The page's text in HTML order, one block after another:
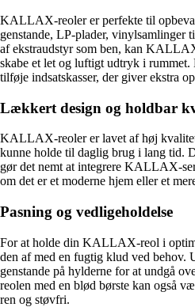
KALLAX-reoler er perfekte til
genstande, LP-plader, vinylsamlinger
af ekstraudstyr som ben, kan
skabe et let og luftigt udtryk i rummet.
tilføje indsatskasser, der giver ekstra
Lækkert design og holdbar
KALLAX-reoler er lavet af høj
kunne holde til daglig brug i lang tid.
gør det nemt at integrere KALLAX-
om det er et moderne hjem eller et
Pasning og vedligeholdelse
For at holde din KALLAX-reol i
den af med en fugtig klud ved behov.
genstande på hylderne for at undgå
reolen med en blød børste kan også
ren og støvfri.